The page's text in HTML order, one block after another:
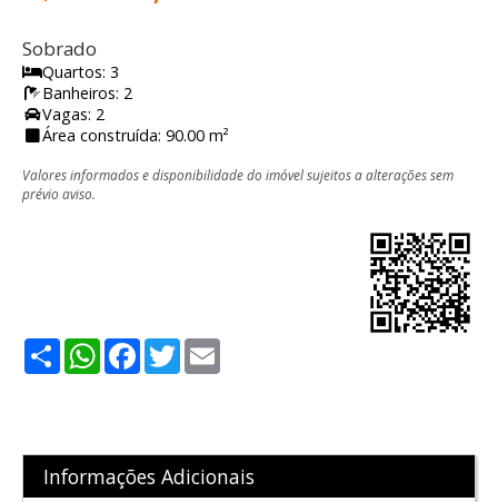
Sobrado
Quartos: 3
Banheiros: 2
Vagas: 2
Área construída: 90.00 m²
Valores informados e disponibilidade do imóvel sujeitos a alterações sem
prévio aviso.
ShareWhatsApp
Facebook
Twitter
Informações Adicionais